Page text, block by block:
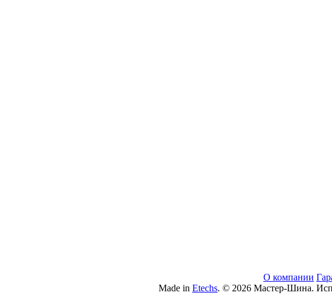
О компании
Made in Etechs. © 2026 Мастер-Шина.